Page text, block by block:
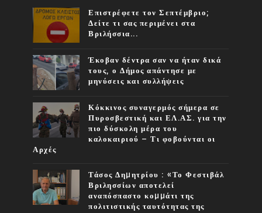
Επιστρέφετε τον Σεπτέμβριο;
Δείτε τι σας περιμένει στα
Βριλήσσια...
Έκοβαν δέντρα σαν να ήταν δικά
τους, ο Δήμος απάντησε με
μηνύσεις και συλλήψεις
Κόκκινος συναγερμός σήμερα σε
Πυροσβεστική και ΕΛ.ΑΣ. για την
πιο δύσκολη μέρα του
καλοκαιριού – Τι φοβούνται οι
Αρχές
Τάσος Δηµητρίου : «Το Φεστιβάλ
Βριλησσίων αποτελεί
αναπόσπαστο κοµµάτι της
πολιτιστικής ταυτότητας της